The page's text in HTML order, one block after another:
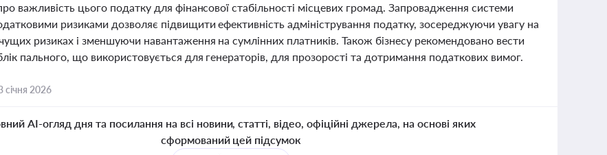
важливість цього податку для фінансової стабільності місцевих громад. Запровадження системи
ризиками дозволяє підвищити ефективність адміністрування податку, зосереджуючи увагу на
ризиках і зменшуючи навантаження на сумлінних платників. Також бізнесу рекомендовано вести
пального, що використовується для генераторів, для прозорості та дотримання податкових вимог.
січня 2026
AI-огляд дня та посилання на всі новини, статті, відео, офіційні джерела, на основі яких
сформований цей підсумок